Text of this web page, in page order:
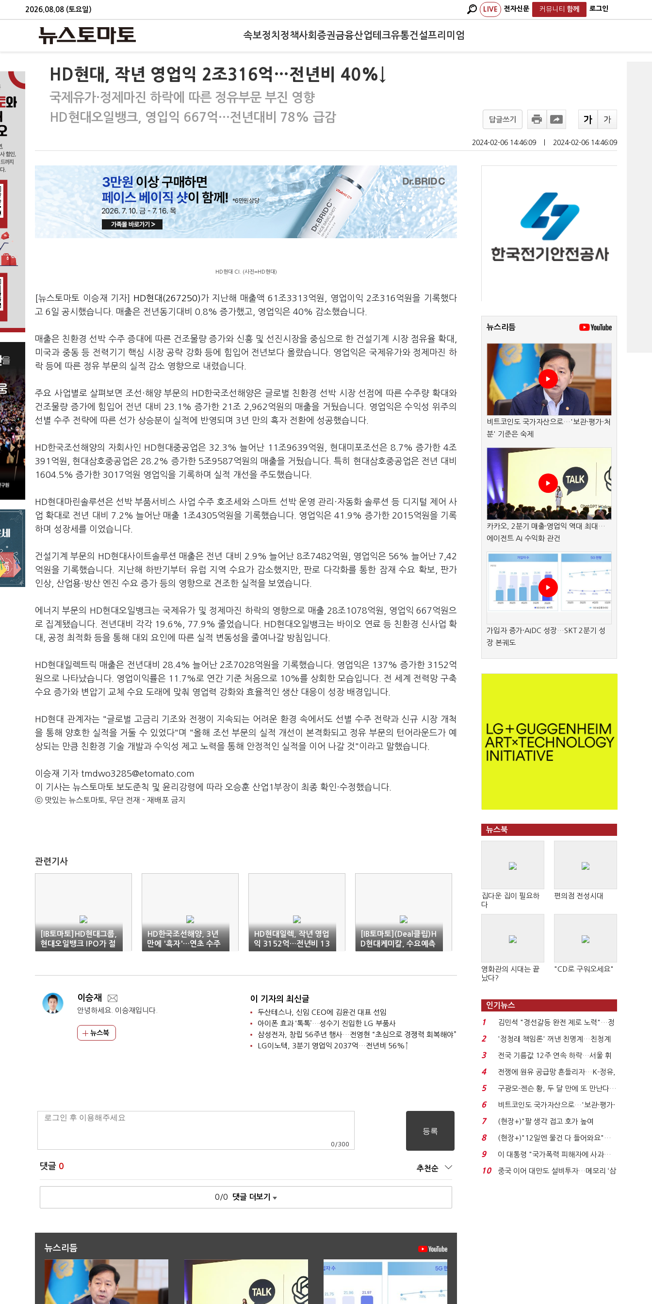
2026.08.08 (토요일) LIVE 전자신문 커뮤니티 함께 로그인
속보정치 정책사회 증권금융산업테크유통건설프리미엄
HD현대, 작년 영업익 2조316억…전년비 40%↓
국제유가·정제마진 하락에 따른 정유부문 부진 영향
HD현대오일뱅크, 영입익 667억…전년대비 78% 급감
답글쓰기
2024-02-06 14:46:09 2024-02-06 14:46:09
HD현대 CI. (사진=HD현대)
[뉴스토마토 이승재 기자] HD현대(267250)가 지난해 매출액 61조3313억원, 영업이익 2조316억원을 기록했다
고 6일 공시했습니다. 매출은 전년동기대비 0.8% 증가했고, 영업익은 40% 감소했습니다.
매출은 친환경 선박 수주 증대에 따른 건조물량 증가와 신흥 및 선진시장을 중심으로 한 건설기계 시장 점유율 확대,
미국과 중동 등 전력기기 핵심 시장 공략 강화 등에 힘입어 전년보다 올랐습니다. 영업익은 국제유가와 정제마진 하
락 등에 따른 정유 부문의 실적 감소 영향으로 내렸습니다.
주요 사업별로 살펴보면 조선·해양 부문의 HD한국조선해양은 글로벌 친환경 선박 시장 선점에 따른 수주량 확대와
건조물량 증가에 힘입어 전년 대비 23.1% 증가한 21조 2,962억원의 매출을 거뒀습니다. 영업익은 수익성 위주의
선별 수주 전략에 따른 선가 상승분이 실적에 반영되며 3년 만의 흑자 전환에 성공했습니다.
HD한국조선해양의 자회사인 HD현대중공업은 32.3% 늘어난 11조9639억원, 현대미포조선은 8.7% 증가한 4조
391억원, 현대삼호중공업은 28.2% 증가한 5조9587억원의 매출을 거뒀습니다. 특히 현대삼호중공업은 전년 대비
1604.5% 증가한 3017억원 영업익을 기록하며 실적 개선을 주도했습니다.
HD현대마린솔루션은 선박 부품서비스 사업 수주 호조세와 스마트 선박 운영 관리·자동화 솔루션 등 디지털 제어 사
업 확대로 전년 대비 7.2% 늘어난 매출 1조4305억원을 기록했습니다. 영업익은 41.9% 증가한 2015억원을 기록
하며 성장세를 이었습니다.
건설기계 부문의 HD현대사이트솔루션 매출은 전년 대비 2.9% 늘어난 8조7482억원, 영업익은 56% 늘어난 7,42
억원을 기록했습니다. 지난해 하반기부터 유럽 지역 수요가 감소했지만, 판로 다각화를 통한 잠재 수요 확보, 판가
인상, 산업용·방산 엔진 수요 증가 등의 영향으로 견조한 실적을 보였습니다.
에너지 부문의 HD현대오일뱅크는 국제유가 및 정제마진 하락의 영향으로 매출 28조1078억원, 영업익 667억원으
로 집계됐습니다. 전년대비 각각 19.6%, 77.9% 줄었습니다. HD현대오일뱅크는 바이오 연료 등 친환경 신사업 확
대, 공정 최적화 등을 통해 대외 요인에 따른 실적 변동성을 줄여나갈 방침입니다.
HD현대일렉트릭 매출은 전년대비 28.4% 늘어난 2조7028억원을 기록했습니다. 영업익은 137% 증가한 3152억
원으로 나타났습니다. 영업이익률은 11.7%로 연간 기준 처음으로 10%를 상회한 모습입니다. 전 세계 전력망 구축
수요 증가와 변압기 교체 수요 도래에 맞춰 영업력 강화와 효율적인 생산 대응이 성장 배경입니다.
HD현대 관계자는 "글로벌 고금리 기조와 전쟁이 지속되는 어려운 환경 속에서도 선별 수주 전략과 신규 시장 개척
을 통해 양호한 실적을 거둘 수 있었다"며 "올해 조선 부문의 실적 개선이 본격화되고 정유 부문의 턴어라운드가 예
상되는 만큼 친환경 기술 개발과 수익성 제고 노력을 통해 안정적인 실적을 이어 나갈 것"이라고 말했습니다.
이승재 기자 tmdwo3285@etomato.com
이 기사는 뉴스토마토 보도준칙 및 윤리강령에 따라 오승훈 산업1부장이 최종 확인·수정했습니다.
ⓒ 맛있는 뉴스토마토, 무단 전재 - 재배포 금지
관련기사
[IB토마토]HD현대그룹,
현대오일뱅크 IPO가 절
실한 이유는
HD한국조선해양, 3년
만에 '흑자'…연초 수주
도 '순항'
HD현대일렉, 작년 영업
익 3152억…전년비 13
7%↑
[IB토마토](Deal클립)H
D현대케미칼, 수요예측
흥행에 2천억원 발행
이승재
안녕하세요. 이승재입니다.
뉴스북
이 기자의 최신글
두산테스나, 신임 CEO에 김윤건 대표 선임
아이폰 효과 ‘톡톡’…성수기 진입한 LG 부품사
삼성전자, 창립 56주년 행사…전영현 “초심으로 경쟁력 회복해야”
LG이노텍, 3분기 영업익 2037억…전년비 56%↑
0 /300
댓글 0 추천순
0/0 댓글 더보기
뉴스리듬
뉴스리듬
비트코인도 국가자산으로…'보관·평가·처
분' 기준은 숙제
카카오, 2분기 매출·영업익 역대 최대…
에이전트 AI 수익화 관건
가입자 증가·AIDC 성장…SKT 2분기 성
장 본궤도
뉴스북
집다운 집이 필요하
다
편의점 전성시대
영화관의 시대는 끝
났다?
"CD로 구워오세요"
인기뉴스
1
김민석 "경선갈등 완전 제로 노력"…정
청래 "반명 공세 사...
2
'정청래 책임론' 꺼낸 친명계…친청계
는 추가투표 때리기...
3
전국 기름값 12주 연속 하락…서울 휘
발윳값 1909원...
4
전쟁에 원유 공급망 흔들리자…K-정유,
에너지안보 핵심...
5
구광모-젠슨 황, 두 달 만에 또 만난다…
로봇·AI 등 논...
6
비트코인도 국가자산으로…'보관·평가·
처분' 기준은 ...
7
(현장+)"팔 생각 접고 호가 높여
요"…'덜 똘똘한 한 채' 20...
8
(현장+)"12일엔 물건 다 들어와요"…
빈 매대 채우며 문 연 ...
9
이 대통령 "국가폭력 피해자에 사과…
적극적 조사로 진...
10
중국 이어 대만도 설비투자…메모리 ‘삼